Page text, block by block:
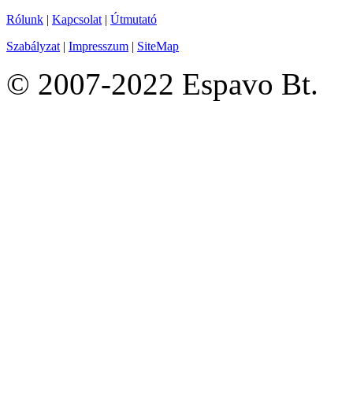
Rólunk | Kapcsolat | Útmutató
Szabályzat | Impresszum | SiteMap
© 2007-2022 Espavo Bt.